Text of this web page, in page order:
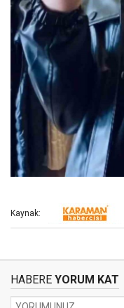
Kaynak:
HABERE YORUM KAT